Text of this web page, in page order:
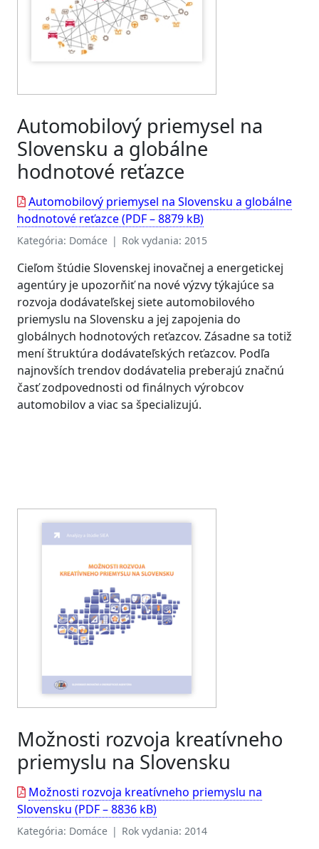
Automobilový priemysel na
Slovensku a globálne
hodnotové reťazce
Automobilový priemysel na Slovensku a globálne
hodnotové reťazce (PDF – 8879 kB)
Kategória: Domáce | Rok vydania: 2015
Cieľom štúdie Slovenskej inovačnej a energetickej
agentúry je upozorňiť na nové výzvy týkajúce sa
rozvoja dodávateľskej siete automobilového
priemyslu na Slovensku a jej zapojenia do
globálnych hodnotových reťazcov. Zásadne sa totiž
mení štruktúra dodávateľských reťazcov. Podľa
najnovších trendov dodávatelia preberajú značnú
časť zodpovednosti od finálnych výrobcov
automobilov a viac sa špecializujú.
Možnosti rozvoja kreatívneho
priemyslu na Slovensku
Možnosti rozvoja kreatívneho priemyslu na
Slovensku (PDF – 8836 kB)
Kategória: Domáce | Rok vydania: 2014